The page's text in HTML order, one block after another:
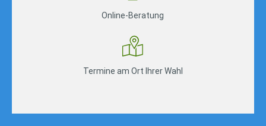
Online-Beratung
Termine am Ort Ihrer Wahl